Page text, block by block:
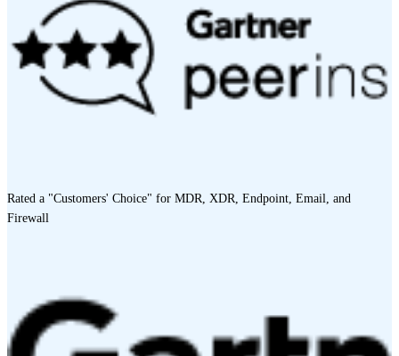
Rated a "Customers' Choice" for MDR, XDR, Endpoint, Email, and
Firewall